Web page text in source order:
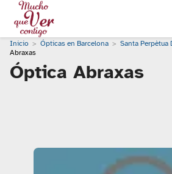
Inicio Ópticas en Barcelona Santa Perpètua
Abraxas
Óptica Abraxas